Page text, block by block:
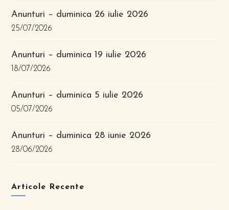
Anunturi – duminica 26 iulie 2026
25/07/2026
Anunturi – duminica 19 iulie 2026
18/07/2026
Anunturi – duminica 5 iulie 2026
05/07/2026
Anunturi – duminica 28 iunie 2026
28/06/2026
Articole Recente